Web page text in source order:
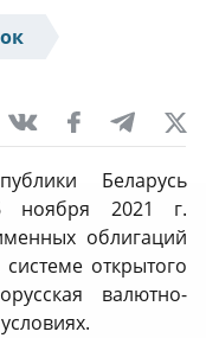
Беларусь
ноября 2021 г.
облигаций
открытого
валютно-